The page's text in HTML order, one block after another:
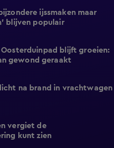
ijssmaken maar
blijven populair
Oosterduinpad blijft groeien:
gewond geraakt
na brand in vrachtwagen
vergiet de
kunt zien